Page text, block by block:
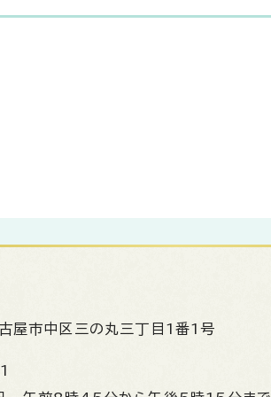
屋市中区三の丸三丁目1番1号